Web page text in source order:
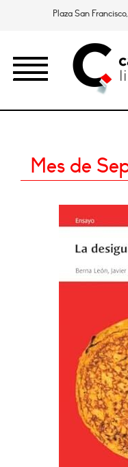
Plaza San
Mes de